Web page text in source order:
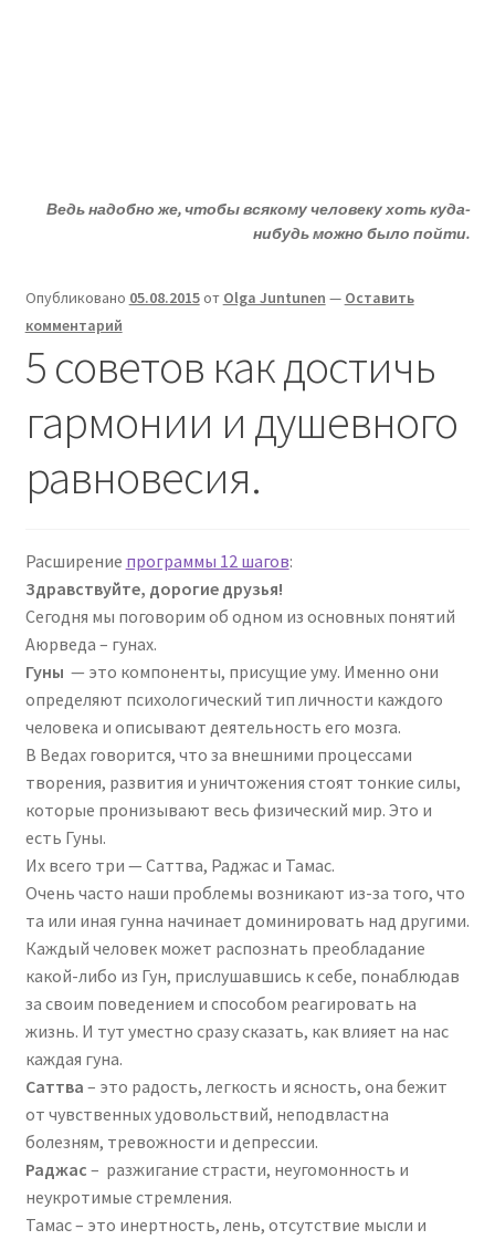
меню
О депрессии
Ведь надобно же, чтобы всякому человеку хоть куда-
нибудь можно было пойти.
Опубликовано 05.08.2015от Olga Juntunen — Оставить
комментарий
5 советов как достичь
гармонии и душевного
равновесия.
Расширение программы 12 шагов:
Здравствуйте, дорогие друзья!
Сегодня мы поговорим об одном из основных понятий
Аюрведа – гунах.
Гуны — это компоненты, присущие уму. Именно они
определяют психологический тип личности каждого
человека и описывают деятельность его мозга.
В Ведах говорится, что за внешними процессами
творения, развития и уничтожения стоят тонкие силы,
которые пронизывают весь физический мир. Это и
есть Гуны.
Их всего три — Саттва, Раджас и Тамас.
Очень часто наши проблемы возникают из-за того, что
та или иная гунна начинает доминировать над другими.
Каждый человек может распознать преобладание
какой-либо из Гун, прислушавшись к себе, понаблюдав
за своим поведением и способом реагировать на
жизнь. И тут уместно сразу сказать, как влияет на нас
каждая гуна.
Саттва – это радость, легкость и ясность, она бежит
от чувственных удовольствий, неподвластна
болезням, тревожности и депрессии.
Раджас – разжигание страсти, неугомонность и
неукротимые стремления.
Тамас – это инертность, лень, отсутствие мысли и